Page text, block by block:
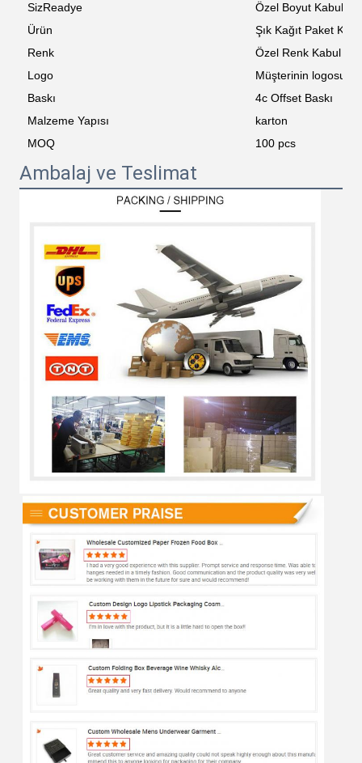
Mesaj bırakın
Sizi yakında arayacağız!
SizReadye
Özel Boyut Kabul
Ürün
Şık Kağıt Paket
Renk
Özel Renk Kabul
Logo
Müşterinin logosu
Baskı
4c Offset Baskı
Malzeme Yapısı
karton
MOQ
100 pcs
Ambalaj ve Teslimat